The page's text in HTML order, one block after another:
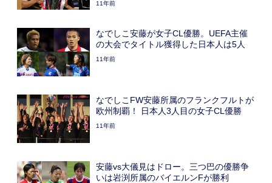
11年前
なでしこ安藤が女子CL優勝。UEFA主催
の大会でタイトル獲得した日本人は5人
11年前
なでしこFW安藤所属のフランクフルトが
欧州制覇！ 日本人3人目の女子CL優勝
11年前
安藤vs大儀見はドロー。三つ巴の優勝争
いは岩渕所属のバイエルンFが勝利